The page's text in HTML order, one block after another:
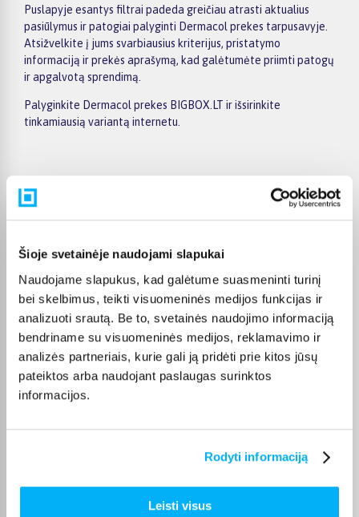
Šioje svetainėje naudojami slapukai
Naudojame slapukus, kad galėtume suasmeninti turinį
bei skelbimus, teikti visuomeninės medijos funkcijas ir
analizuoti srautą. Be to, svetainės naudojimo informaciją
bendriname su visuomeninės medijos, reklamavimo ir
analizės partneriais, kurie gali ją pridėti prie kitos jūsų
pateiktos arba naudojant paslaugas surinktos
informacijos.
Rodyti informaciją
Leisti visus
Puslapyje esantys filtrai padeda greičiau atrasti aktualius
pasiūlymus ir patogiai palyginti Dermacol prekes tarpusavyje.
Atsižvelkite į jums svarbiausius kriterijus, pristatymo
informaciją ir prekės aprašymą, kad galėtumėte priimti patogų
ir apgalvotą sprendimą.
Palyginkite Dermacol prekes BIGBOX.LT ir išsirinkite
tinkamiausią variantą internetu.
Pirkėjų atsiliepimai apie prekes
Tomas S.
Patvirtintas pirkėjas
Gera kaina, puiki kokybe, tik pristtymo laikas galetu buti trumpesnis.
Laima M.
Patvirtintas pirkėjas
👍